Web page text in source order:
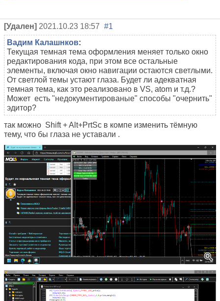
[Удален] 2021.10.23 18:57 #1
Вадим Калашнков:
Текущая темная тема оформления меняет только окно
редактирования кода, при этом все остальные
элементы, включая окно навигации остаются светлыми.
От светлой темы устают глаза. Будет ли адекватная
темная тема, как это реализовано в VS, atom и т.д.?
Может есть "недокументированые" способы "очернить"
эдитор?
так можно Shift+Alt+PrtSc в компе изменить тёмную
тему, что бы глаза не уставали .